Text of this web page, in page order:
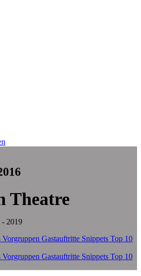
Theatre
- 2019
Vorgruppen Gastauftritte Snippets Top 10
Vorgruppen Gastauftritte Snippets Top 10